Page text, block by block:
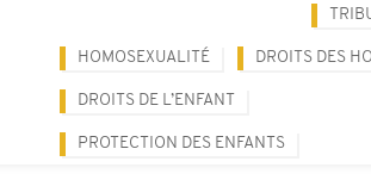
HOMOSEXUALITÉ DROITS DES
DROITS DE L’ENFANT
PROTECTION DES ENFANTS